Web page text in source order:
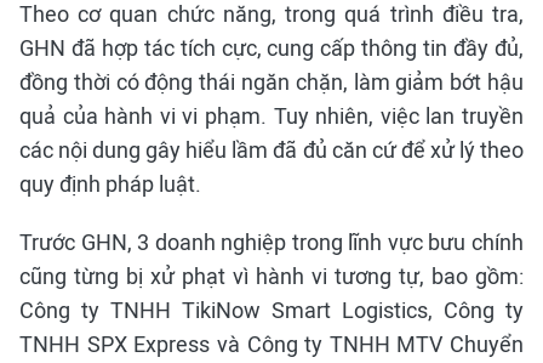
Theo cơ quan chức năng, trong quá trình điều tra,
GHN đã hợp tác tích cực, cung cấp thông tin đầy đủ,
đồng thời có động thái ngăn chặn, làm giảm bớt hậu
quả của hành vi vi phạm. Tuy nhiên, việc lan truyền
các nội dung gây hiểu lầm đã đủ căn cứ để xử lý theo
quy định pháp luật.
Trước GHN, 3 doanh nghiệp trong lĩnh vực bưu chính
cũng từng bị xử phạt vì hành vi tương tự, bao gồm:
Công ty TNHH TikiNow Smart Logistics, Công ty
TNHH SPX Express và Công ty TNHH MTV Chuyển